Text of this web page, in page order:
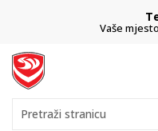
Vaše
Pretraži stranicu